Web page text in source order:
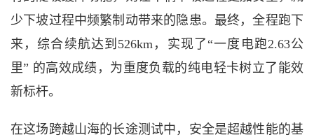
少下坡过程中频繁制动带来的隐患。最终，全程跑下
来，综合续航达到526km，实现了“一度电跑2.63公
里” 的高效成绩，为重度负载的纯电轻卡树立了能效
新标杆。
在这场跨越山海的长途测试中，安全是超越性能的基